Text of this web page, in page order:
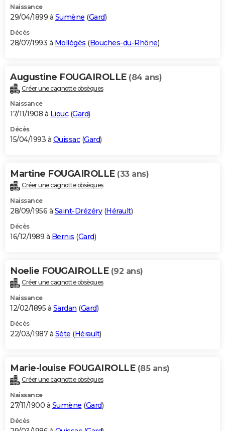
Naissance
29/04/1899 à Sumène (Gard)
Décès
28/07/1993 à Mollégès (Bouches-du-Rhône)
Augustine FOUGAIROLLE (84 ans)
Créer une cagnotte obsèques
Naissance
17/11/1908 à Liouc(Gard)
Décès
15/04/1993 à Quissac(Gard)
Martine FOUGAIROLLE (33 ans)
Créer une cagnotte obsèques
Naissance
28/09/1956 à Saint-Drézéry(Hérault)
Décès
16/12/1989 à Bernis (Gard)
Noelie FOUGAIROLLE (92 ans)
Créer une cagnotte obsèques
Naissance
12/02/1895 à Sardan (Gard)
Décès
22/03/1987 à Sète (Hérault)
Marie-louise FOUGAIROLLE (85 ans)
Créer une cagnotte obsèques
Naissance
27/11/1900 à Sumène (Gard)
Décès